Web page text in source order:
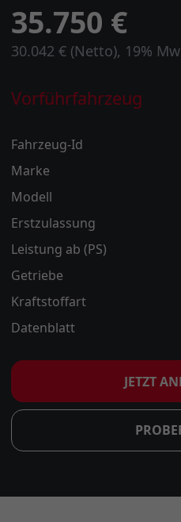
35.750 €
30.042 € (Netto), 19%
Vorführfahrzeug
Fahrzeug-Id
Marke
Modell
Erstzulassung
Leistung ab (PS)
Getriebe
Kraftstoffart
Datenblatt
JETZT